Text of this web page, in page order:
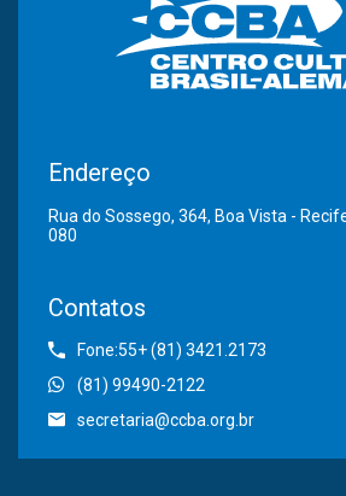
Endereço
Rua do Sossego, 364, Boa Vista -
080
Contatos
Fone:55+ (81) 3421.2173
(81) 99490-2122
secretaria@ccba.org.br